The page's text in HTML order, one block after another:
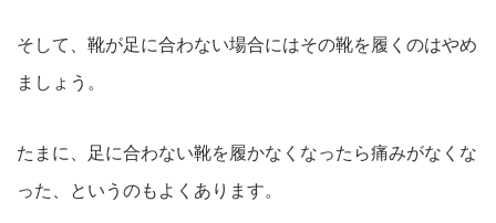
そして、靴が足に合わない場合にはその靴を履くのはやめ
ましょう。
たまに、足に合わない靴を履かなくなったら痛みがなくな
った、というのもよくあります。